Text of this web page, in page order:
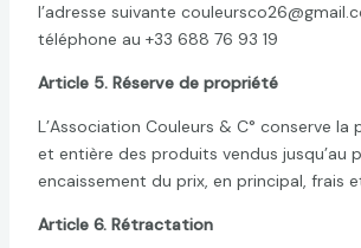
l’adresse suivante
téléphone au +33 688 76 93 19
Article 5. Réserve de propriété
L’Association Couleurs & C° conserve la
et entière des produits vendus jusqu’au
encaissement du prix, en principal, frais
Article 6. Rétractation